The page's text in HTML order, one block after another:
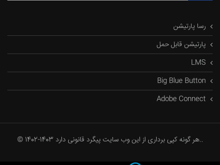
رسا پارتیشن
پارتیشن قابل حمل
LMS
Big Blue Button
Adobe Connect
© 1402-1403 هر گونه کپی برداری از این وب سایت پیگرد قانونی دارد..